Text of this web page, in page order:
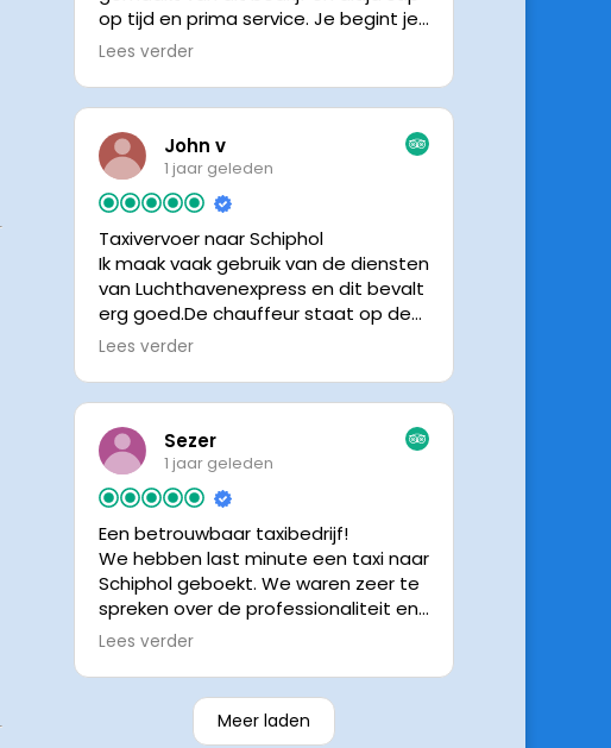
op tijd en prima service. Je begint je
vakantie zonder zorgen iig. 👍👍
Lees verder
John v
1 jaar geleden
Taxivervoer naar Schiphol
Ik maak vaak gebruik van de diensten
van Luchthavenexpress en dit bevalt
erg goed.De chauffeur staat op de
afgesproken tijd klaar om je op te
neemt de chauffeur direct contact
staat.Altijd nette chauffeurs, en in
mijn geval is het voordeliger dan
parkeren op P3 bij 9 dagen parkeren.
En dan hopen dat je auto geen
schade heeft ivm de krappe
parkeervakken. Ik beveel
Luchthavenexpress dan ook zeker
aan.
Lees verder
Sezer
1 jaar geleden
Een betrouwbaar taxibedrijf!
We hebben last minute een taxi naar
Schiphol geboekt. We waren zeer te
spreken over de professionaliteit en
vriendelijkheid van luchthavenexpres!
verzekerde om er op tijd te zijn en
stuurde z’n live locatie een paar
minuten voor aanvang bij ons thuis.
Lees verder
Meer laden